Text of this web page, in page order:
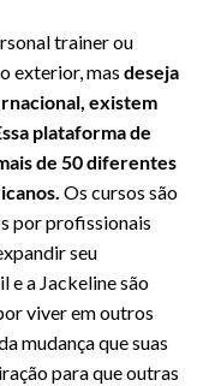
trainer ou
exterior, mas deseja
existem
plataforma de
de 50 diferentes
Os cursos são
por profissionais
seu
e a Jackeline são
viver em outros
mudança que suas
para que outras